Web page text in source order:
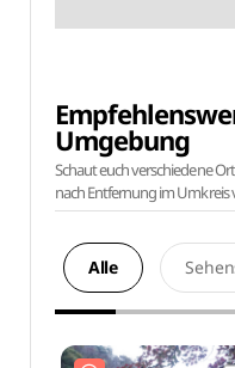
Umgebung
Schaut euch verschiedene
nach Entfernung im
Alle